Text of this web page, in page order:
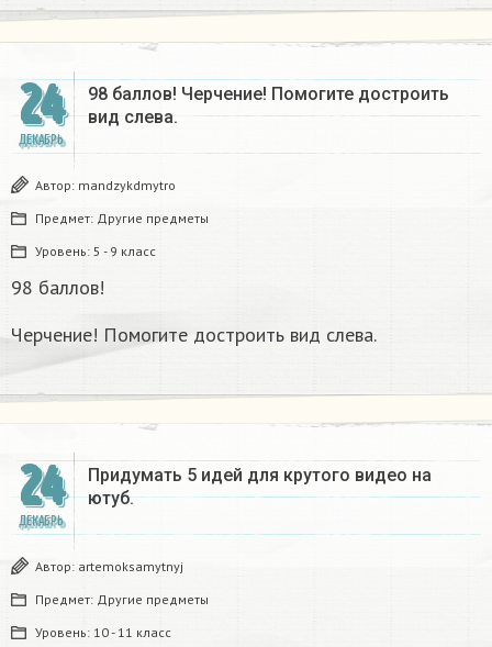
24
ДЕКАБРЬ
98 баллов! Черчение! Помогите достроить
вид слева.
Автор: mandzykdmytro
Предмет: Другие предметы
Уровень: 5 - 9 класс
98 баллов!
Черчение! Помогите достроить вид слева.
24
ДЕКАБРЬ
Придумать 5 идей для крутого видео на
ютуб.
Автор: artemoksamytnyj
Предмет: Другие предметы
Уровень: 10 - 11 класс